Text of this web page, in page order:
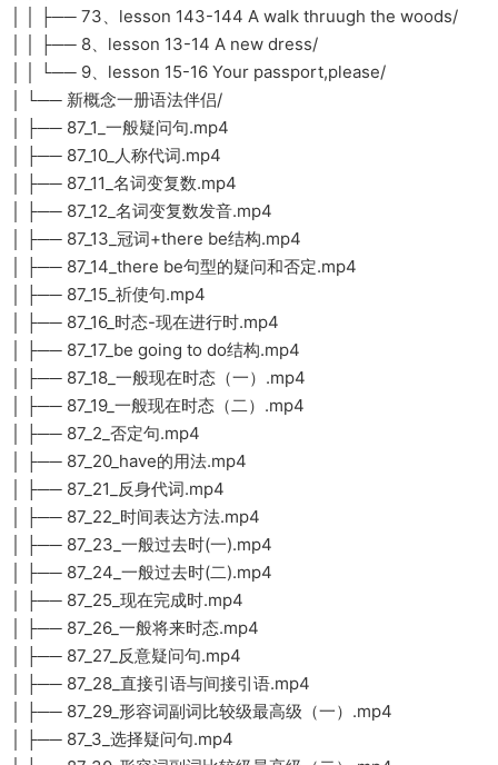
│ │ ├── 73、lesson 143-144 A walk thruugh the woods/
│ │ ├── 8、lesson 13-14 A new dress/
│ │ └── 9、lesson 15-16 Your passport,please/
│ └── 新概念一册语法伴侣/
│ ├── 87_1_一般疑问句.mp4
│ ├── 87_10_人称代词.mp4
│ ├── 87_11_名词变复数.mp4
│ ├── 87_12_名词变复数发音.mp4
│ ├── 87_13_冠词+there be结构.mp4
│ ├── 87_14_there be句型的疑问和否定.mp4
│ ├── 87_15_祈使句.mp4
│ ├── 87_16_时态-现在进行时.mp4
│ ├── 87_17_be going to do结构.mp4
│ ├── 87_18_一般现在时态（一）.mp4
│ ├── 87_19_一般现在时态（二）.mp4
│ ├── 87_2_否定句.mp4
│ ├── 87_20_have的用法.mp4
│ ├── 87_21_反身代词.mp4
│ ├── 87_22_时间表达方法.mp4
│ ├── 87_23_一般过去时(一).mp4
│ ├── 87_24_一般过去时(二).mp4
│ ├── 87_25_现在完成时.mp4
│ ├── 87_26_一般将来时态.mp4
│ ├── 87_27_反意疑问句.mp4
│ ├── 87_28_直接引语与间接引语.mp4
│ ├── 87_29_形容词副词比较级最高级（一）.mp4
│ ├── 87_3_选择疑问句.mp4